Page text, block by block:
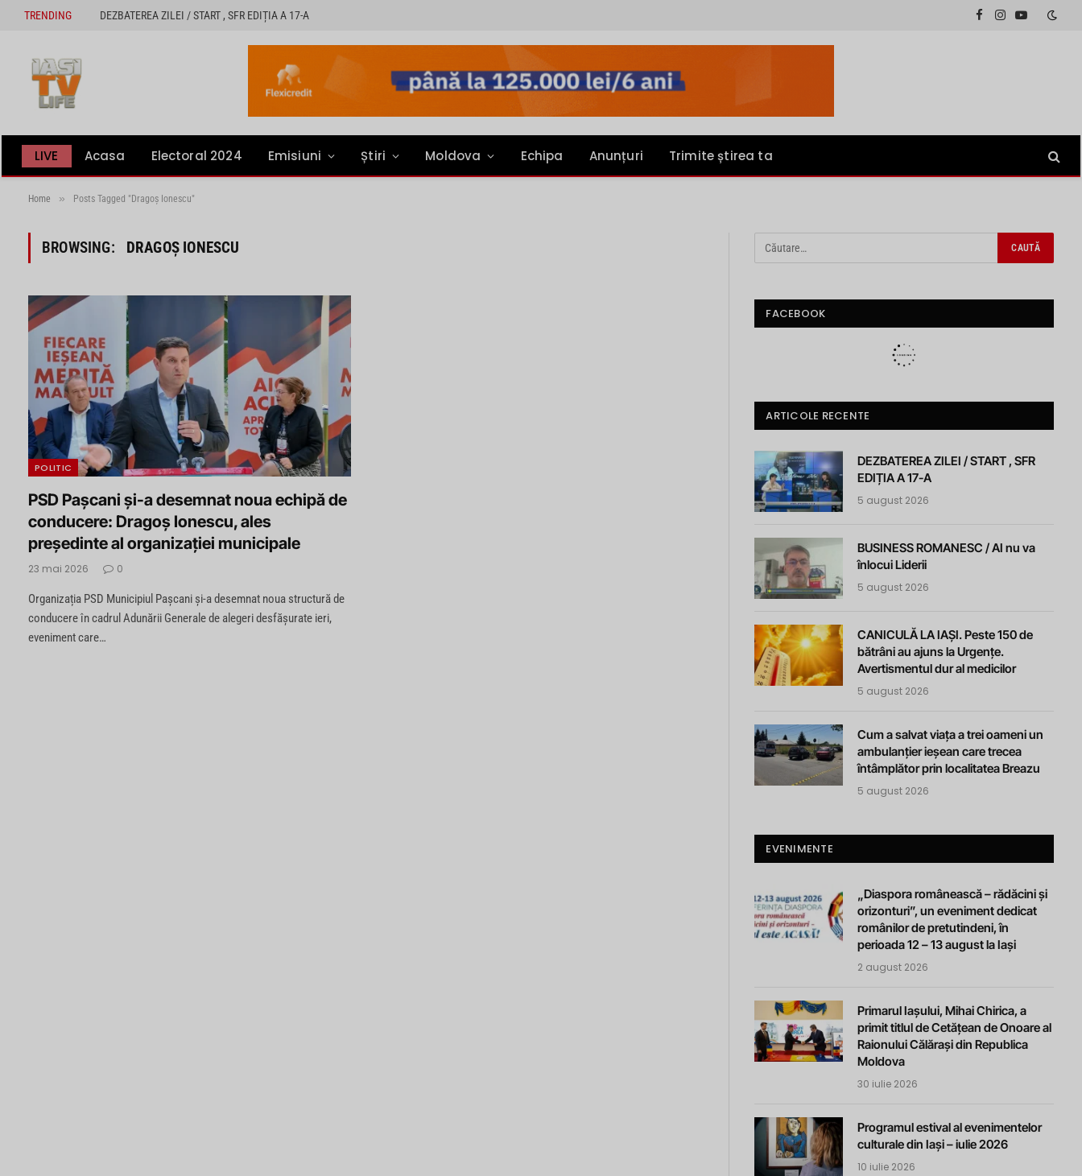
TRENDING DEZBATEREA ZILEI / START , SFR EDIȚIA A 17-A
Facebook
InstagramYouTube
LIVE Acasa Electoral 2024 Emisiuni Știri Moldova Echipa Anunțuri Trimite știrea ta
Home » Posts Tagged "Dragoș Ionescu"
BROWSING: DRAGOȘ IONESCU
POLITIC
PSD Pașcani și-a desemnat noua echipă de
conducere: Dragoș Ionescu, ales
președinte al organizației municipale
23 mai 2026 0
Organizația PSD Municipiul Pașcani și-a desemnat noua structură de
conducere în cadrul Adunării Generale de alegeri desfășurate ieri,
eveniment care…
FACEBOOK
ARTICOLE RECENTE
DEZBATEREA ZILEI / START , SFR
EDIȚIA A 17-A
5 august 2026
BUSINESS ROMANESC / AI nu va
înlocui Liderii
5 august 2026
CANICULĂ LA IAȘI. Peste 150 de
bătrâni au ajuns la Urgențe.
Avertismentul dur al medicilor
5 august 2026
Cum a salvat viața a trei oameni un
ambulanțier ieșean care trecea
întâmplător prin localitatea Breazu
5 august 2026
EVENIMENTE
„Diaspora românească – rădăcini și
orizonturi”, un eveniment dedicat
românilor de pretutindeni, în
perioada 12 – 13 august la Iași
2 august 2026
Primarul Iașului, Mihai Chirica, a
primit titlul de Cetățean de Onoare al
Raionului Călărași din Republica
Moldova
30 iulie 2026
Programul estival al evenimentelor
culturale din Iași – iulie 2026
10 iulie 2026